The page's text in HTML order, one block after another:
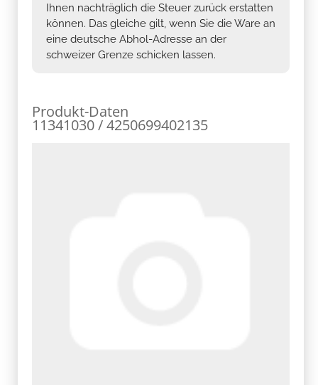
Ihnen nachträglich die Steuer zurück erstatten
können. Das gleiche gilt, wenn Sie die Ware an
eine deutsche Abhol-Adresse an der
schweizer Grenze schicken lassen.
Produkt-Daten
11341030 / 4250699402135